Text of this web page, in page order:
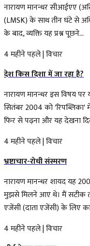
नारायण मानन्धर सीआईएए
(LMSK) के साथ तीन घंटे से
के बाद, व्यक्ति यह प्रश्न पूछने...
4 महीने पहले|विचार
देश किस दिशा में जा रहा है?
नारायण मानन्धर इस विषय पर
सितंबर 2004 को
फिर से पढ़ना और यह देखना
4 महीने पहले|विचार
भ्रष्टाचार-रोधी संस्मरण
नारायण मानन्धर शायद यह
मुझसे मिलने आए थे। मैं सटीक
एजेंसी (दाता एजेंसी) के लिए
4 महीने पहले|विचार